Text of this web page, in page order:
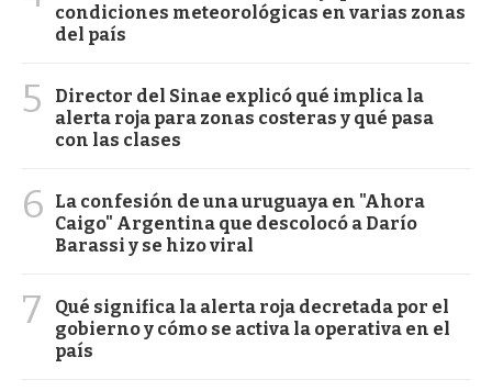
condiciones meteorológicas en varias zonas
del país
5
Director del Sinae explicó qué implica la
alerta roja para zonas costeras y qué pasa
con las clases
6
La confesión de una uruguaya en "Ahora
Caigo" Argentina que descolocó a Darío
Barassi y se hizo viral
7
Qué significa la alerta roja decretada por el
gobierno y cómo se activa la operativa en el
país